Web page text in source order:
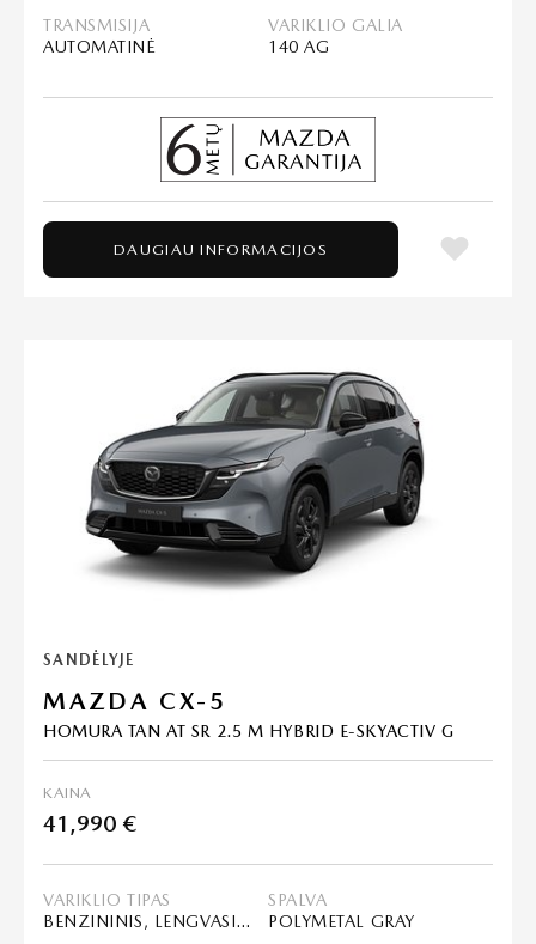
TRANSMISIJA
AUTOMATINĖ
VARIKLIO GALIA
140 AG
DAUGIAU INFORMACIJOS
SANDĖLYJE
MAZDA CX-5
HOMURA TAN AT SR 2.5 M HYBRID E-SKYACTIV G
KAINA
41,990 €
VARIKLIO TIPAS
BENZININIS, LENGVASIS HIBRIDAS (MHEV)
SPALVA
POLYMETAL GRAY